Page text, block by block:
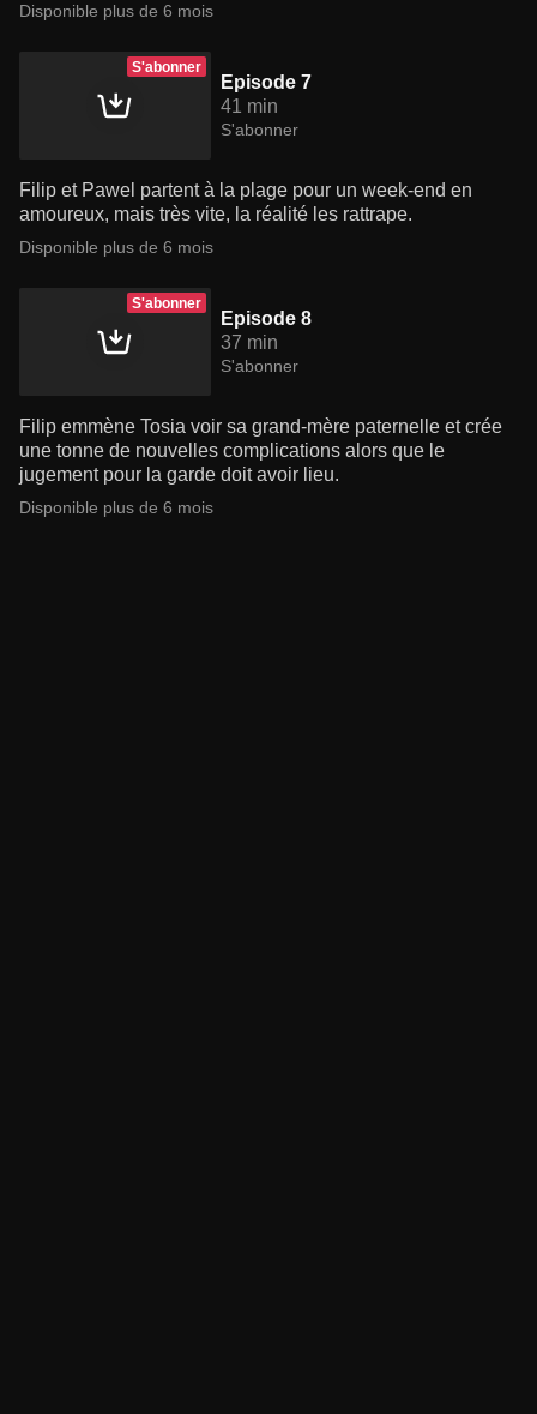
Disponible plus de 6 mois
S'abonner
Episode 7
41 min
S'abonner
Filip et Pawel partent à la plage pour un week-end en
amoureux, mais très vite, la réalité les rattrape.
Disponible plus de 6 mois
S'abonner
Episode 8
37 min
S'abonner
Filip emmène Tosia voir sa grand-mère paternelle et crée
une tonne de nouvelles complications alors que le
jugement pour la garde doit avoir lieu.
Disponible plus de 6 mois